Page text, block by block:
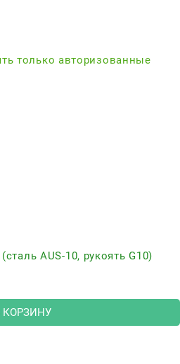
только авторизованные
AUS-10, рукоять G10)
КОРЗИНУ